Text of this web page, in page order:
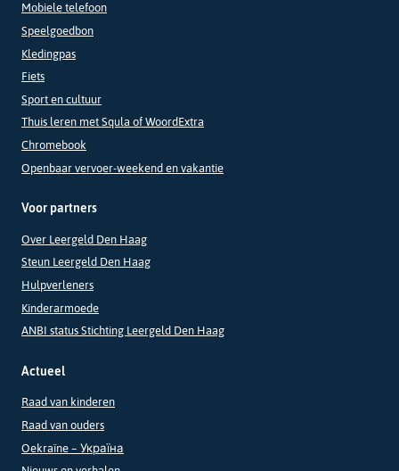
Mobiele telefoon
Speelgoedbon
Kledingpas
Fiets
Sport en cultuur
Thuis leren met Squla of WoordExtra
Chromebook
Openbaar vervoer-weekend en vakantie
Voor partners
Over Leergeld Den Haag
Steun Leergeld Den Haag
Hulpverleners
Kinderarmoede
ANBI status Stichting Leergeld Den Haag
Actueel
Raad van kinderen
Raad van ouders
Oekraïne – Україна